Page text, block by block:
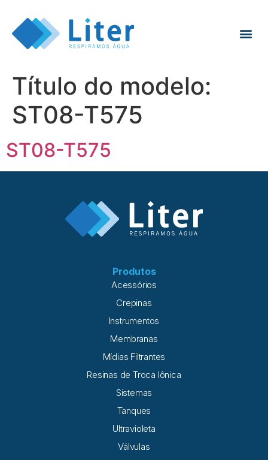
Título do modelo:
ST08-T575
ST08-T575
Produtos
Acessórios
Crepinas
Instrumentos
Membranas
Mídias Filtrantes
Resinas de Troca Iônica
Sistemas
Tanques
Ultravioleta
Válvulas